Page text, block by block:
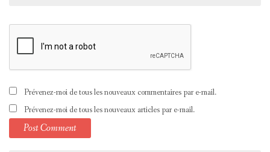
Prévenez-moi de tous les nouveaux commentaires par e-mail.
Prévenez-moi de tous les nouveaux articles par e-mail.